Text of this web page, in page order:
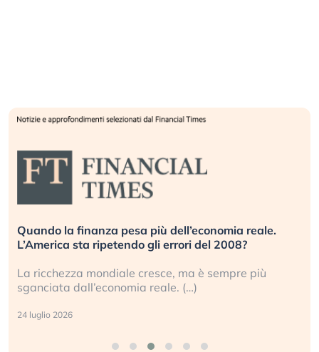
Quando la finanza pesa più dell’economia reale.
L’America sta ripetendo gli errori del 2008?
La ricchezza mondiale cresce, ma è sempre più
sganciata dall’economia reale. (…)
24 luglio 2026